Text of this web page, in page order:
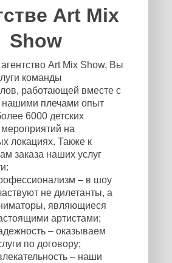
Art Mix
Show
Art Mix Show, Вы
команды
работающей вместе с
нашими плечами опыт
6000 детских
на
локациях. Также к
заказа наших услуг
– в шоу
не дилетанты, а
являющиеся
артистами;
– оказываем
по договору;
– наши